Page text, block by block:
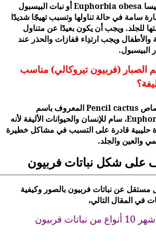
نعم، فربيون أوبيسا Euphorbia obesa أو نبات البيسبول
سامة في حالة تناولها وتسبب تهيجًا شديدًا
للجلد. ويجب أن يكون بعيدًا عن متناول
والأطفال ويجب ارتدِاء قفازات والحذر عند
الصبار (فربيون تيروكالي) مناسب
صبار القلم الرصاص Pencil cactus المعروف باسم
Euphorbia tirucalli، سام للإنسان والحيوانات الأليفة لأنه
حليبية قادرة على التسبب في مشاكل خطيرة
والعين والجلد.
على شكل نباتات فربيون
عن نباتات فربيون بالصور وكيفية
في المقال التالي،
فربيون